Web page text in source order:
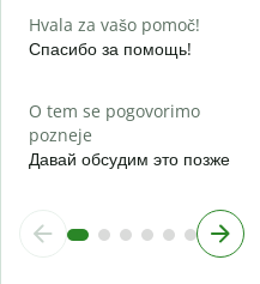
Hvala za vašo pomoč!
Спасибо за помощь!
O tem se pogovorimo
pozneje
Давай обсудим это позже